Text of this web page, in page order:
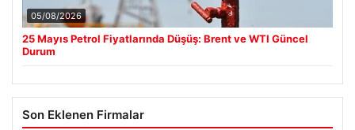
05/08/2026
25 Mayıs Petrol Fiyatlarında Düşüş: Brent ve WTI Güncel
Durum
Son Eklenen Firmalar